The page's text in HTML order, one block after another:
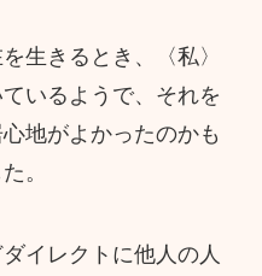
生きるとき、〈私〉
いるようで、それを
地がよかったのかも
。
イレクトに他人の人